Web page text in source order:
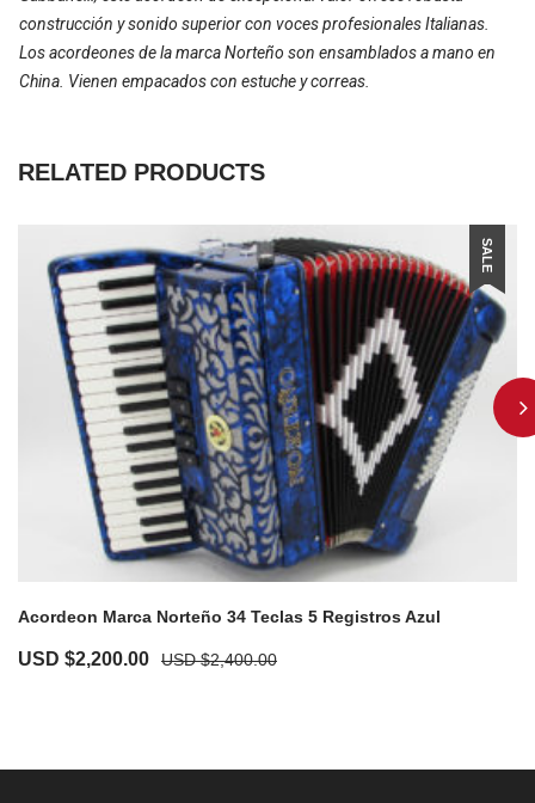
construcción y sonido superior con voces profesionales Italianas.
Los acordeones de la marca Norteño son ensamblados a mano en
China. Vienen empacados con estuche y correas.
RELATED PRODUCTS
SALE
Acordeon Marca Norteño 34 Teclas 5 Registros Azul
USD $2,400.00
Original
$2,400.00.
USD $2,200.00Current
$2,200.00.